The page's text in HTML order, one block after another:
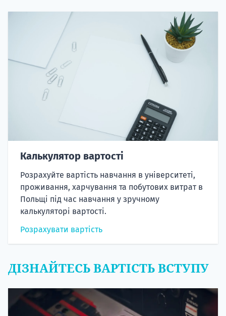
Калькулятор вартості
Розрахуйте вартість навчання в університеті,
проживання, харчування та побутових витрат в
Польщі під час навчання у зручному
калькуляторі вартості.
Розрахувати вартість
ДІЗНАЙТЕСЬ ВАРТІСТЬ ВСТУПУ